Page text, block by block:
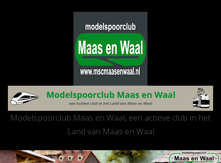
Modelspoorclub Maas en Waal, een actieve club in het
Land van Maas en Waal